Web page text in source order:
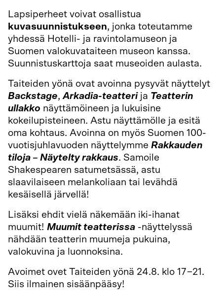
Lapsiperheet voivat osallistua
kuvasuunnistukseen, jonka toteutamme
yhdessä Hotelli- ja ravintolamuseon ja
Suomen valokuvataiteen museon kanssa.
Suunnistuskarttoja saat museoiden aulasta.
Taiteiden yönä ovat avoinna pysyvät näyttelyt
Backstage,Arkadia-teatterija Teatterin
ullakko näyttämöineen ja lukuisine
kokeilupisteineen. Astu näyttämölle ja esitä
oma kohtaus. Avoinna on myös Suomen 100-
vuotisjuhlavuoden näyttelymme Rakkauden
tiloja – Näytelty rakkaus. Samoile
Shakespearen satumetsässä, astu
slaavilaiseen melankoliaan tai levähdä
kesäisellä järvellä!
Lisäksi ehdit vielä näkemään iki-ihanat
muumit! Muumit teatterissa -näyttelyssä
nähdään teatterin muumeja pukuina,
valokuvina ja luonnoksina.
Avoimet ovet Taiteiden yönä 24.8. klo 17−21.
Siis ilmainen sisäänpääsy!